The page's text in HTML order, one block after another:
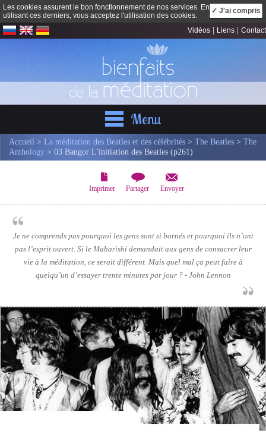
Les cookies assurent le bon fonctionnement de nos services. En
utilisant ces derniers, vous acceptez l'utilisation des cookies.
✓ J'ai compris
Vidéos Liens Contact
Menu
Accueil > La méditation des Beatles et des célébrités > The Beatles > The
Anthology > 03 Bangor L'initiation des Beatles (p261)
Imprimer Partager Envoyer
Je ne comprends pas pourquoi les gens sont si bornés et pourquoi ils n’ont
pas l’esprit ouvert. Si le Maharishi demandait aux gens de consacrer leur
vie à la méditation, ce serait différent. Mais quel mal ça peut faire à
quelqu’un d’essayer trente minutes par jour ? - John Lennon